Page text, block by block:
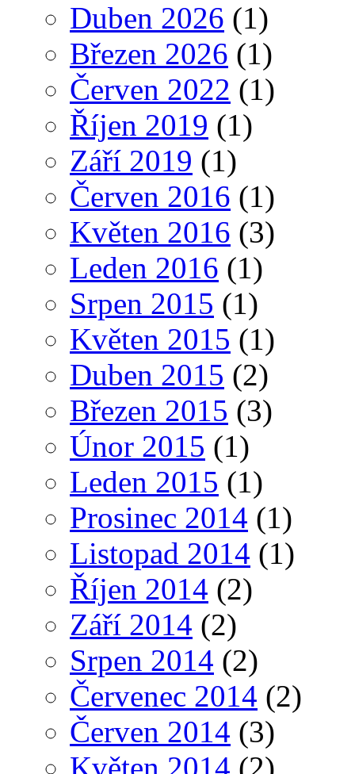
Duben 2026 (1)
Březen 2026 (1)
Červen 2022 (1)
Říjen 2019 (1)
Září 2019 (1)
Červen 2016 (1)
Květen 2016 (3)
Leden 2016 (1)
Srpen 2015 (1)
Květen 2015 (1)
Duben 2015 (2)
Březen 2015 (3)
Únor 2015 (1)
Leden 2015 (1)
Prosinec 2014 (1)
Listopad 2014 (1)
Říjen 2014 (2)
Září 2014 (2)
Srpen 2014 (2)
Červenec 2014 (2)
Červen 2014 (3)